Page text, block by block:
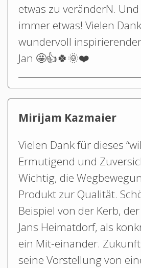
etwas zu veränderN.
immer etwas! Vielen
wundervoll
Jan 🤩👍🍀🌞❤️
Mirijam Kazmaier
Vielen Dank für dieses
Ermutigend und
Wichtig, die
Produkt zur Qualität.
Beispiel von der Kerb,
Jans Heimatdorf, als
ein Mit-einander.
seine Vorstellung von